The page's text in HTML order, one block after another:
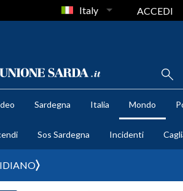
Italy ACCEDI
Sardegna Italia Mondo
Sos Sardegna Incidenti